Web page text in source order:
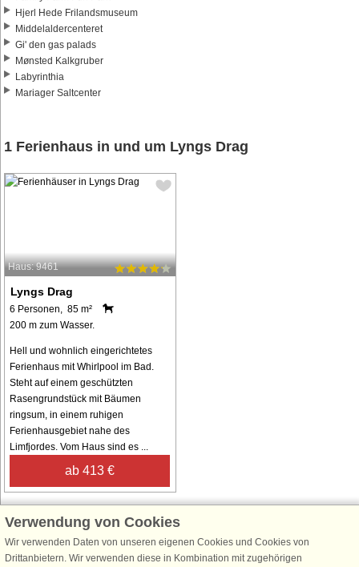
Hjerl Hede Frilandsmuseum
Middelaldercenteret
Gi' den gas palads
Mønsted Kalkgruber
Labyrinthia
Mariager Saltcenter
1 Ferienhaus in und um Lyngs Drag
Haus: 9461
Lyngs Drag
6 Personen, 85 m²
200 m zum Wasser.
Hell und wohnlich eingerichtetes
Ferienhaus mit Whirlpool im Bad.
Steht auf einem geschützten
Rasengrundstück mit Bäumen
ringsum, in einem ruhigen
Ferienhausgebiet nahe des
Limfjordes. Vom Haus sind es ...
ab 413 €
Schließen Sie sich 100.000 Ferienhaus-Fans an
Verwendung von Cookies
Wir verwenden Daten von unseren eigenen Cookies und Cookies von
Drittanbietern. Wir verwenden diese in Kombination mit zugehörigen